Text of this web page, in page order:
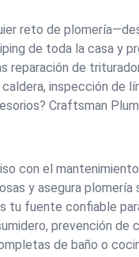
reto de
de toda la casa y
reparación de
inspección de
Craftsman
con el
y asegura plomería
tu fuente confiable
prevención de
de baño o